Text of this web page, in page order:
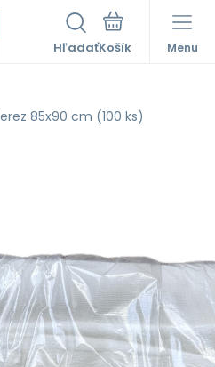
Hľadať Menu
85x90 cm (100 ks)